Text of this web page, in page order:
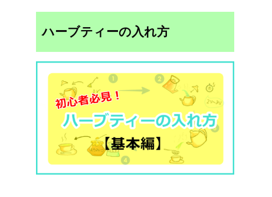
ハーブティーの入れ方